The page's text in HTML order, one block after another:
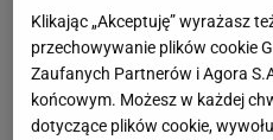
Klikając „Akceptuję” wyrażasz
przechowywanie plików cookie
Zaufanych Partnerów i Agora
końcowym. Możesz w każdej
dotyczące plików cookie,